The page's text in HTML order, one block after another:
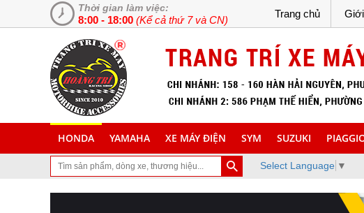
Thời gian làm việc:
8:00 - 18:00 (Kể cả thứ 7 và CN)
Trang chủ
HONDA YAMAHA XE MÁY ĐIỆN SYM SUZUKI
Select Language ▼
trang Web chuyên cung cấp và lắp đặt phụ tùng inox trang trí làm đẹp xe